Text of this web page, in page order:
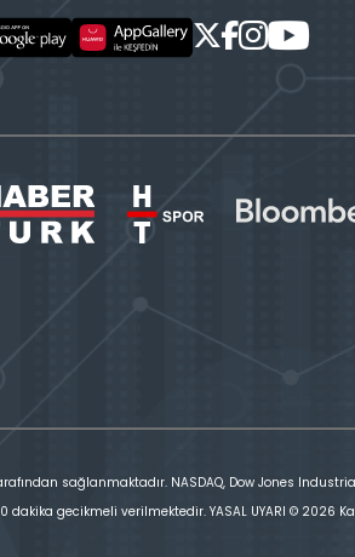
sağlanmaktadır. NASDAQ, Dow Jones Industrial
10 dakika gecikmeli verilmektedir. YASAL UYARI © 2026